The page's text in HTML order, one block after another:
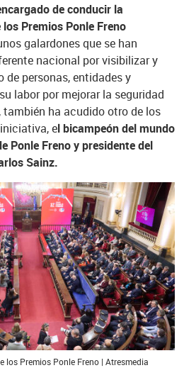
de conducir la
Premios Ponle Freno
galardones que se han
nacional por visibilizar y
de personas, entidades y
labor por mejorar la seguridad
también ha acudido otro de los
el bicampeón del mundo
Ponle Freno y presidente del
Sainz.
los Premios Ponle Freno | Atresmedia